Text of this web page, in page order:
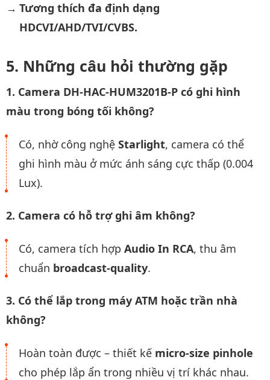
Tương thích đa định dạng
HDCVI/AHD/TVI/CVBS.
Những câu hỏi thường gặp
1. Camera DH-HAC-HUM3201B-P có ghi hình
màu trong bóng tối không?
Có, nhờ công nghệ Starlight, camera có thể
ghi hình màu ở mức ánh sáng cực thấp (0.004
Lux).
2. Camera có hỗ trợ ghi âm không?
Có, camera tích hợp Audio In RCA, thu âm
chuẩn broadcast-quality.
3. Có thể lắp trong máy ATM hoặc trần nhà
không?
Hoàn toàn được – thiết kế micro-size pinhole
cho phép lắp ẩn trong nhiều vị trí khác nhau.